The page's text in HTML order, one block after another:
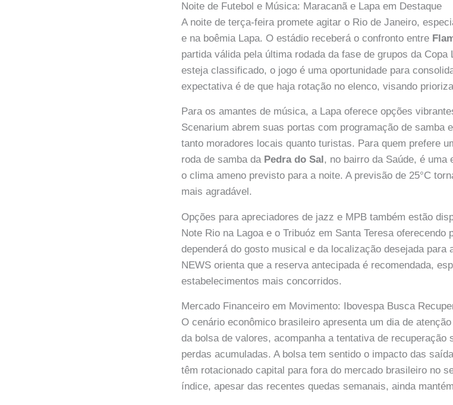
Noite de Futebol e Música: Maracanã e Lapa em Destaque
A noite de terça-feira promete agitar o Rio de Janeiro,
e na boêmia Lapa. O estádio receberá o confronto entre
partida válida pela última rodada da fase de grupos da
esteja classificado, o jogo é uma oportunidade para
expectativa é de que haja rotação no elenco, visando
Para os amantes de música, a Lapa oferece opções
Scenarium abrem suas portas com programação de samba
tanto moradores locais quanto turistas. Para quem prefere
roda de samba da Pedra do Sal , no bairro da Saúde, é uma
o clima ameno previsto para a noite. A previsão de 25°C
mais agradável.
Opções para apreciadores de jazz e MPB também estão
Note Rio na Lagoa e o Tribuóz em Santa Teresa
dependerá do gosto musical e da localização desejada para
NEWS orienta que a reserva antecipada é recomendada,
estabelecimentos mais concorridos.
Mercado Financeiro em Movimento: Ibovespa Busca
O cenário econômico brasileiro apresenta um dia de
da bolsa de valores, acompanha a tentativa de recuperação
perdas acumuladas. A bolsa tem sentido o impacto das
têm rotacionado capital para fora do mercado brasileiro no
índice, apesar das recentes quedas semanais, ainda